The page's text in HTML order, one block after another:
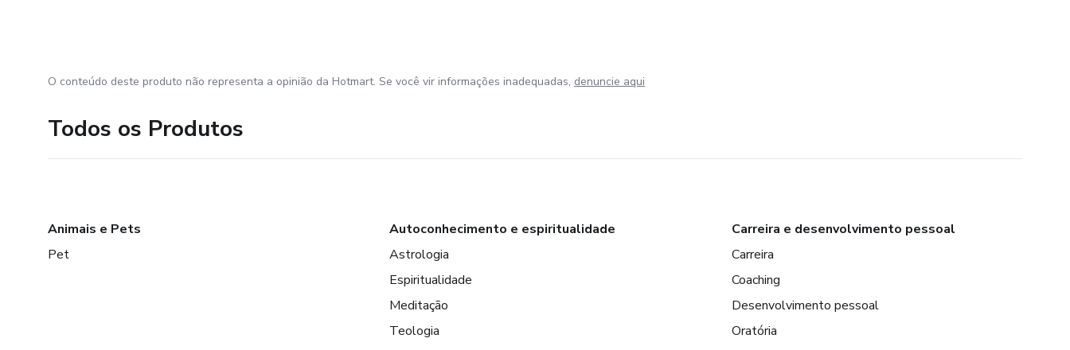
O conteúdo deste produto não representa a opinião da Hotmart. Se você vir informações inadequadas, denuncie aqui
Todos os Produtos
Animais e Pets
Pet
Autoconhecimento e espiritualidade
Astrologia
Espiritualidade
Meditação
Teologia
Carreira e desenvolvimento pessoal
Carreira
Coaching
Desenvolvimento pessoal
Oratória